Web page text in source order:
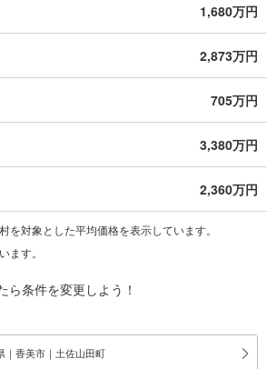
1,680万円
2,873万円
705万円
3,380万円
2,360万円
を対象とした平均価格を表示しています。
ます。
ら条件を変更しよう！
｜香美市｜土佐山田町